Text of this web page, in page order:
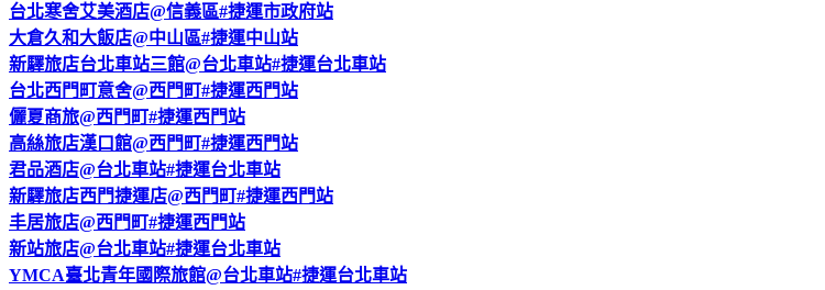
台北寒舍艾美酒店@信義區#捷運市政府站
大倉久和大飯店@中山區#捷運中山站
新驛旅店台北車站三館@台北車站#捷運台北車站
台北西門町意舍@西門町#捷運西門站
儷夏商旅@西門町#捷運西門站
高絲旅店漢口館@西門町#捷運西門站
君品酒店@台北車站#捷運台北車站
新驛旅店西門捷運店@西門町#捷運西門站
丰居旅店@西門町#捷運西門站
新站旅店@台北車站#捷運台北車站
YMCA臺北青年國際旅館@台北車站#捷運台北車站